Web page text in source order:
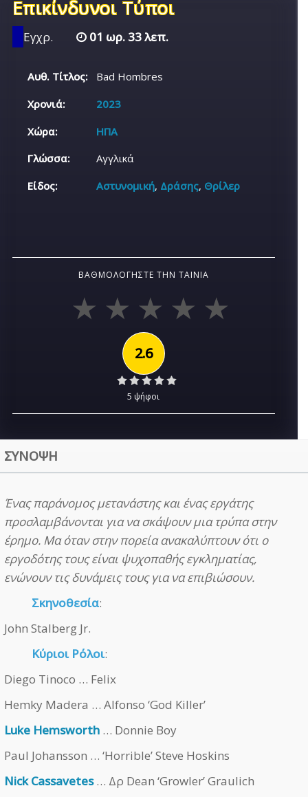
Επικίνδυνοι Τύποι
Εγχρ. 01 ωρ. 33 λεπ.
Αυθ. Τίτλος:
Bad Hombres
Χρονιά:
2023
Χώρα:
ΗΠΑ
Γλώσσα:
Αγγλικά
Είδος:
Αστυνομική, Δράσης, Θρίλερ
ΒΑΘΜΟΛΟΓΉΣΤΕ ΤΗΝ ΤΑΙΝΊΑ
2.6
5 ψήφοι
ΣΥΝΟΨΗ
Ένας παράνομος μετανάστης και ένας εργάτης
προσλαμβάνονται για να σκάψουν μια τρύπα στην
έρημο. Μα όταν στην πορεία ανακαλύπτουν ότι ο
εργοδότης τους είναι ψυχοπαθής εγκληματίας,
ενώνουν τις δυνάμεις τους για να επιβιώσουν.
Σκηνοθεσία:
John Stalberg Jr.
Κύριοι Ρόλοι:
Diego Tinoco … Felix
Hemky Madera … Alfonso ‘God Killer’
Luke Hemsworth … Donnie Boy
Paul Johansson … ‘Horrible’ Steve Hoskins
Nick Cassavetes… Δρ Dean ‘Growler’ Graulich